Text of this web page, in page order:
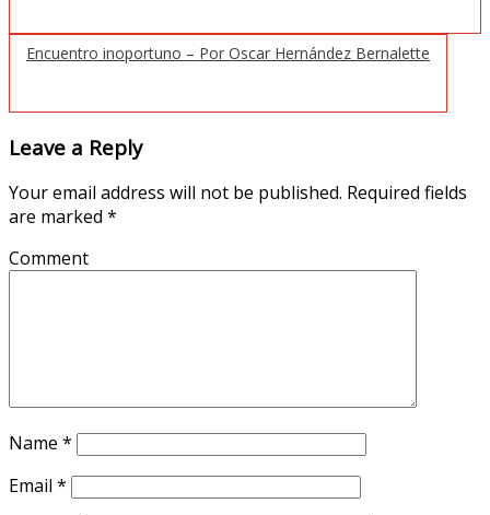
Encuentro inoportuno – Por Oscar Hernández Bernalette
Leave a Reply
Your email address will not be published. Required fields
are marked *
Comment
Name *
Email *